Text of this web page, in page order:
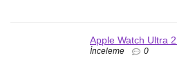
Apple Watch Ultra
İnceleme 0